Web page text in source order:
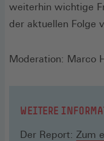
weiterhin wichtige
der aktuellen Folge
Moderation: Marco
WEITERE
Der Report: Zum